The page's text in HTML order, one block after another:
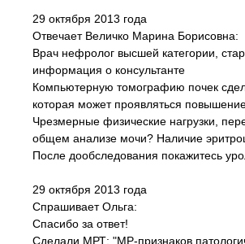
29 октября 2013 года
Отвечает Величко Марина Борисовна:
Врач нефролог высшей категории,
информация о консультанте
Компьютерную томографию почек
которая может проявляться
Чрезмерные физические нагрузки,
общем анализе мочи? Наличие
После дообследования покажитесь
29 октября 2013 года
Спрашивает Ольга:
Спасибо за ответ!
Сделали МРТ: "МР-признаков